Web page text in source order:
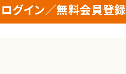
ログイン／無料会員登録